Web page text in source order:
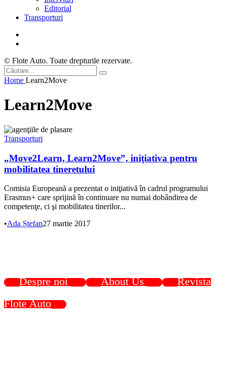
Editorial
Transporturi
© Flote Auto. Toate drepturile rezervate.
Home Learn2Move
Learn2Move
Transporturi
„Move2Learn, Learn2Move”, iniţiativa pentru
mobilitatea tineretului
Comisia Europeană a prezentat o iniţiativă în cadrul programului
Erasmus+ care sprijină în continuare nu numai dobândirea de
competenţe, ci şi mobilitatea tinerilor...
•Ada Ștefan27 martie 2017
Despre noi About Us
Revista
Flote Auto